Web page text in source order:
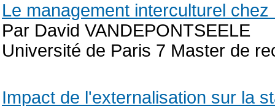
Le management interculturel
Par David VANDEPONTSEELE
Université de Paris 7 Master de
Impact de l'externalisation sur la